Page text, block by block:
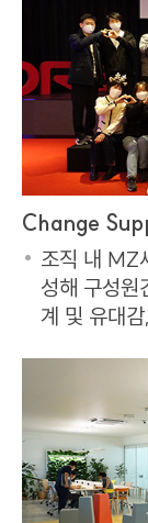
Change
조직 내 MZ
성해 구성원
계 및 유대